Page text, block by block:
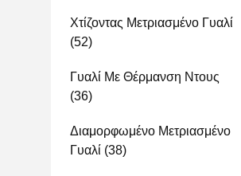
Χτίζοντας Μετριασμένο Γυαλί
(52)
Γυαλί Με Θέρμανση Ντους
(36)
Διαμορφωμένο Μετριασμένο
Γυαλί (38)